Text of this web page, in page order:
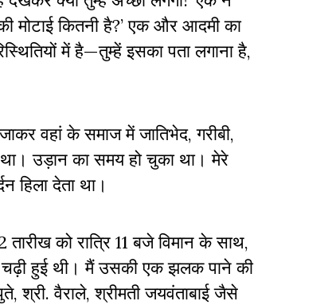
मोटाई कितनी है?’ एक और आदमी का
में है—तुम्हें इसका पता लगाना है,
वहां के समाज में जातिभेद, गरीबी,
था। उड़ान का समय हो चुका था। मेरे
हिला देता था।
को रात्रि 11 बजे विमान के साथ,
चढ़ी हुई थी। मैं उसकी एक झलक पाने की
श्री. वैराले, श्रीमती जयवंताबाई जैसे